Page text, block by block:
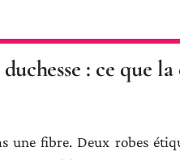
: ce que
une fibre. Deux robes